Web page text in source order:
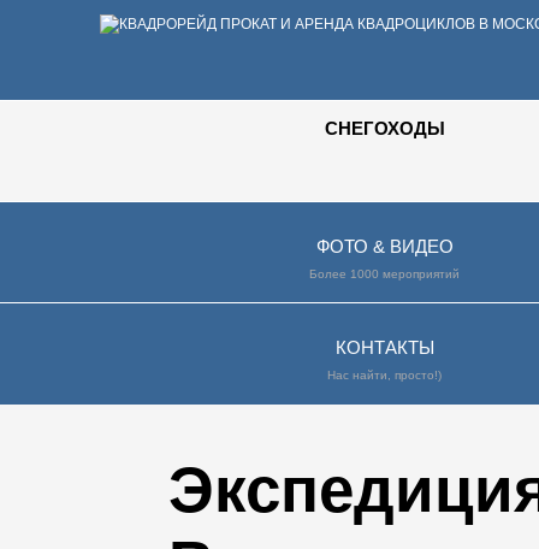
СНЕГОХОДЫ
ФОТО & ВИДЕО
Более 1000 мероприятий
КОНТАКТЫ
Нас найти, просто!)